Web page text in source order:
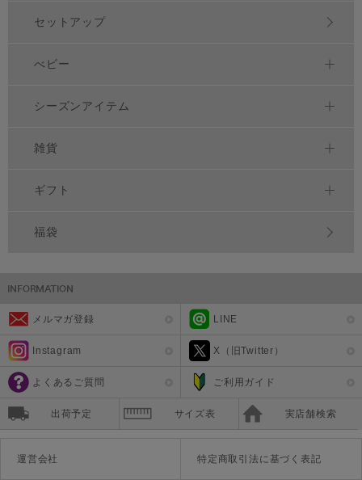
セットアップ
べビー
シーズンアイテム
雑貨
ギフト
福袋
メルマガ登録 LINE
Instagram X（旧Twitter）
よくあるご質問 ご利用ガイド
出荷予定 サイズ表 実店舗検索
運営会社 特定商取引法に基づく表記